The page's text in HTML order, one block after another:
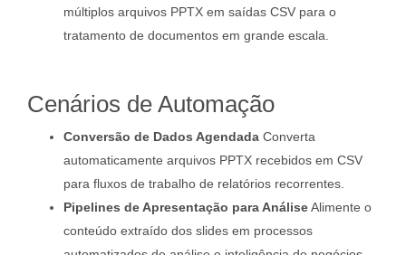
múltiplos arquivos PPTX em saídas CSV para o
tratamento de documentos em grande escala.
Cenários de Automação
Conversão de Dados Agendada Converta
automaticamente arquivos PPTX recebidos em CSV
para fluxos de trabalho de relatórios recorrentes.
Pipelines de Apresentação para AnáliseAlimente o
conteúdo extraído dos slides em processos